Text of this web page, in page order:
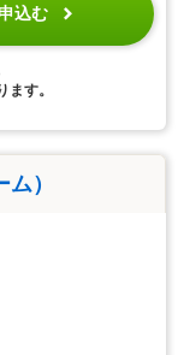
込む
す。
）